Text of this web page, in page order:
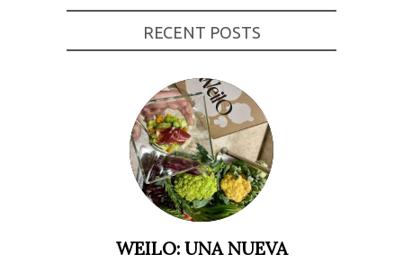
RECENT POSTS
WEILO: UNA NUEVA